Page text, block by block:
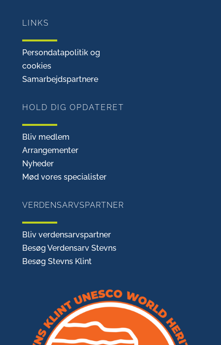
LINKS
Persondatapolitik og
cookies
Samarbejdspartnere
HOLD DIG OPDATERET
Bliv medlem
Arrangementer
Nyheder
Mød vores specialister
VERDENSARVSPARTNER
Bliv verdensarvspartner
Besøg Verdensarv Stevns
Besøg Stevns Klint